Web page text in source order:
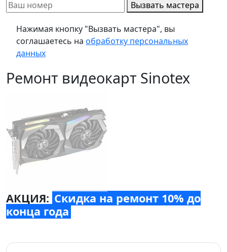
Вызвать мастера
Нажимая кнопку "Вызвать мастера", вы
соглашаетесь на обработку персональных
данных
Ремонт видеокарт Sinotex
АКЦИЯ: Скидка на ремонт 10% до
конца года